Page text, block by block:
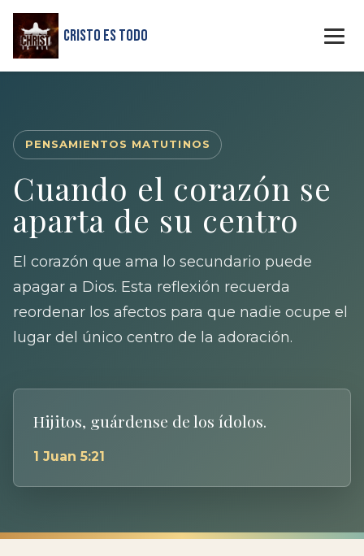
Cristo Es Todo
PENSAMIENTOS MATUTINOS
Cuando el corazón se
aparta de su centro
El corazón que ama lo secundario puede
apagar a Dios. Esta reflexión recuerda
reordenar los afectos para que nadie ocupe el
lugar del único centro de la adoración.
Hijitos, guárdense de los ídolos.
1 Juan 5:21